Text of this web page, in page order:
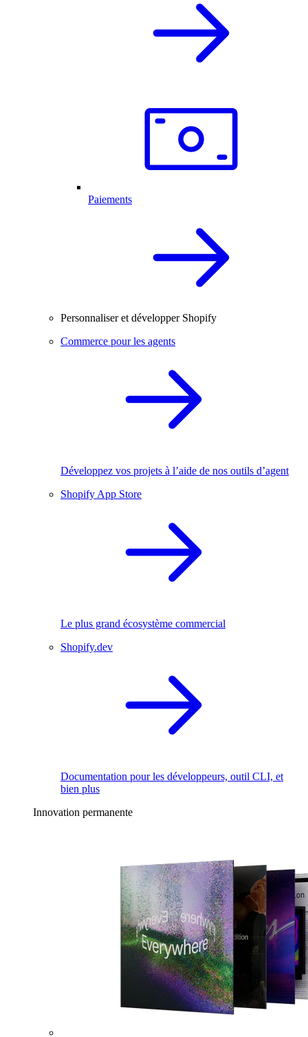
Paiements
Personnaliser et développer Shopify
Commerce pour les agents
Développez vos projets à l’aide de nos outils d’agent
Shopify App Store
Le plus grand écosystème commercial
Shopify.dev
Documentation pour les développeurs, outil CLI, et
bien plus
Innovation permanente